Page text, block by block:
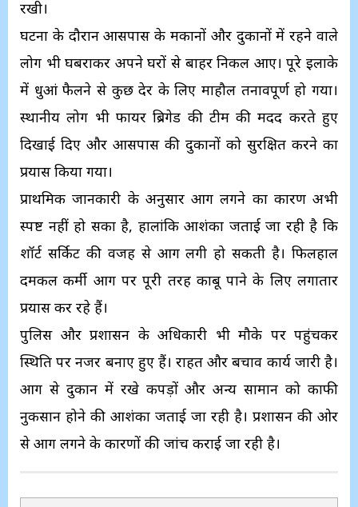
रखी।
घटना के दौरान आसपास के मकानों और दुकानों में रहने वाले
लोग भी घबराकर अपने घरों से बाहर निकल आए। पूरे इलाके
में धुआं फैलने से कुछ देर के लिए माहौल तनावपूर्ण हो गया।
स्थानीय लोग भी फायर ब्रिगेड की टीम की मदद करते हुए
दिखाई दिए और आसपास की दुकानों को सुरक्षित करने का
प्रयास किया गया।
प्राथमिक जानकारी के अनुसार आग लगने का कारण अभी
स्पष्ट नहीं हो सका है, हालांकि आशंका जताई जा रही है कि
शॉर्ट सर्किट की वजह से आग लगी हो सकती है। फिलहाल
दमकल कर्मी आग पर पूरी तरह काबू पाने के लिए लगातार
प्रयास कर रहे हैं।
पुलिस और प्रशासन के अधिकारी भी मौके पर पहुंचकर
स्थिति पर नजर बनाए हुए हैं। राहत और बचाव कार्य जारी है।
आग से दुकान में रखे कपड़ों और अन्य सामान को काफी
नुकसान होने की आशंका जताई जा रही है। प्रशासन की ओर
से आग लगने के कारणों की जांच कराई जा रही है।